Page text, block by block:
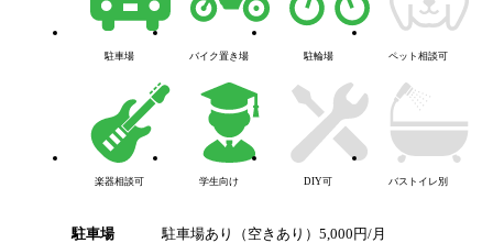
駐車場 バイク置き場 駐輪場 ペット相談可
楽器相談可 学生向け DIY可 バストイレ別
駐車場
駐車場あり（空きあり）5,000円/月